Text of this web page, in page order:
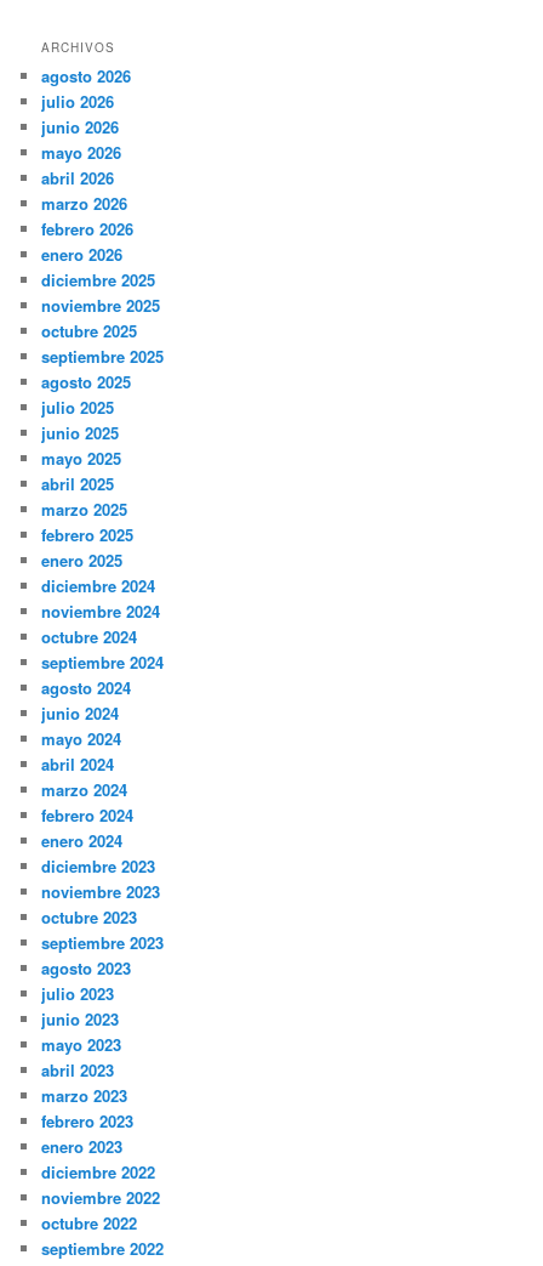
ARCHIVOS
agosto 2026
julio 2026
junio 2026
mayo 2026
abril 2026
marzo 2026
febrero 2026
enero 2026
diciembre 2025
noviembre 2025
octubre 2025
septiembre 2025
agosto 2025
julio 2025
junio 2025
mayo 2025
abril 2025
marzo 2025
febrero 2025
enero 2025
diciembre 2024
noviembre 2024
octubre 2024
septiembre 2024
agosto 2024
junio 2024
mayo 2024
abril 2024
marzo 2024
febrero 2024
enero 2024
diciembre 2023
noviembre 2023
octubre 2023
septiembre 2023
agosto 2023
julio 2023
junio 2023
mayo 2023
abril 2023
marzo 2023
febrero 2023
enero 2023
diciembre 2022
noviembre 2022
octubre 2022
septiembre 2022